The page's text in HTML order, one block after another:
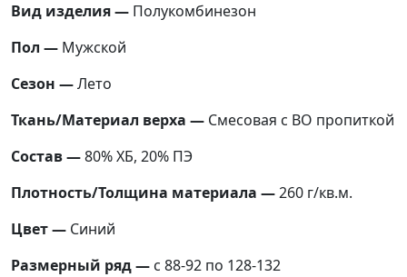
Вид изделия — Полукомбинезон
Пол — Мужской
Сезон —Лето
Ткань/Материал верха — Смесовая с ВО пропиткой
Состав —80% ХБ, 20% ПЭ
Плотность/Толщина материала —260 г/кв.м.
Цвет — Синий
Размерный ряд — с 88-92 по 128-132